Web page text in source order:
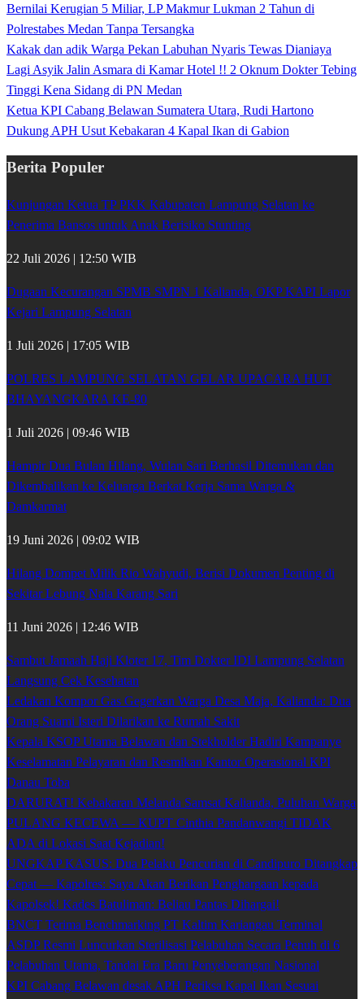
Bernilai Kerugian 5 Miliar, LP Makmur Lukman 2 Tahun di
Polrestabes Medan Tanpa Tersangka
Kakak dan adik Warga Pekan Labuhan Nyaris Tewas Dianiaya
Lagi Asyik Jalin Asmara di Kamar Hotel !! 2 Oknum Dokter Tebing
Tinggi Kena Sidang di PN Medan
Ketua KPI Cabang Belawan Sumatera Utara, Rudi Hartono
Dukung APH Usut Kebakaran 4 Kapal Ikan di Gabion
Berita Populer
Kunjungan Ketua TP PKK Kabupaten Lampung Selatan ke
Penerima Bansos untuk Anak Berisiko Stunting
22 Juli 2026 | 12:50 WIB
Dugaan Kecurangan SPMB SMPN 1 Kalianda, OKP KAPI Lapor
Kejari Lampung Selatan
1 Juli 2026 | 17:05 WIB
POLRES LAMPUNG SELATAN GELAR UPACARA HUT
BHAYANGKARA KE-80
1 Juli 2026 | 09:46 WIB
Hampir Dua Bulan Hilang, Wulan Sari Berhasil Ditemukan dan
Dikembalikan ke Keluarga Berkat Kerja Sama Warga &
Damkarmat
19 Juni 2026 | 09:02 WIB
Hilang Dompet Milik Rio Wahyudi, Berisi Dokumen Penting di
Sekitar Lebung Nala Karang Sari
11 Juni 2026 | 12:46 WIB
Sambut Jamaah Haji Kloter 17, Tim Dokter IDI Lampung Selatan
Langsung Cek Kesehatan
Ledakan Kompor Gas Gegerkan Warga Desa Maja, Kalianda: Dua
Orang Suami Isteri Dilarikan ke Rumah Sakit
Kepala KSOP Utama Belawan dan Stekholder Hadiri Kampanye
Keselamatan Pelayaran dan Resmikan Kantor Operasional KPI
Danau Toba
DARURAT! Kebakaran Melanda Samsat Kalianda, Puluhan Warga
PULANG KECEWA — KUPT Cinthia Pandanwangi TIDAK
ADA di Lokasi Saat Kejadian!
UNGKAP KASUS: Dua Pelaku Pencurian di Candipuro Ditangkap
Cepat — Kapolres: Saya Akan Berikan Penghargaan kepada
Kapolsek! Kades Batuliman: Beliau Pantas Dihargai!
BNCT Terima Benchmarking PT Kaltim Kariangau Terminal
ASDP Resmi Luncurkan Sterilisasi Pelabuhan Secara Penuh di 6
Pelabuhan Utama, Tandai Era Baru Penyeberangan Nasional
KPI Cabang Belawan desak APH Periksa Kapal Ikan Sesuai